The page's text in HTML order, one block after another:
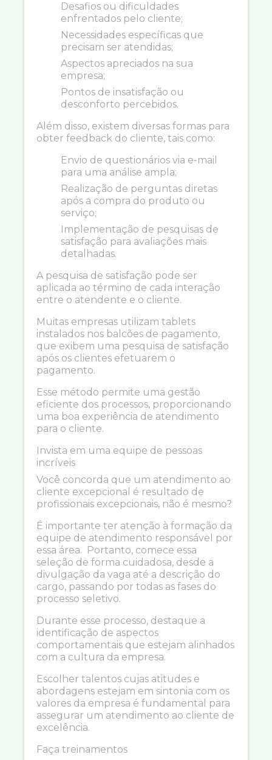
Desafios ou dificuldades
enfrentados pelo cliente;
Necessidades específicas que
precisam ser atendidas;
Aspectos apreciados na sua
empresa;
Pontos de insatisfação ou
desconforto percebidos.
Além disso, existem diversas formas para
obter feedback do cliente, tais como:
Envio de questionários via e-mail
para uma análise ampla;
Realização de perguntas diretas
após a compra do produto ou
serviço;
Implementação de pesquisas de
satisfação para avaliações mais
detalhadas.
A pesquisa de satisfação pode ser
aplicada ao término de cada interação
entre o atendente e o cliente.
Muitas empresas utilizam tablets
instalados nos balcões de pagamento,
que exibem uma pesquisa de satisfação
após os clientes efetuarem o
pagamento.
Esse método permite uma gestão
eficiente dos processos, proporcionando
uma boa experiência de atendimento
para o cliente.
Invista em uma equipe de pessoas
incríveis
Você concorda que um atendimento ao
cliente excepcional é resultado de
profissionais excepcionais, não é mesmo?
É importante ter atenção à formação da
equipe de atendimento responsável por
essa área. Portanto, comece essa
seleção de forma cuidadosa, desde a
divulgação da vaga até a descrição do
cargo, passando por todas as fases do
processo seletivo.
Durante esse processo, destaque a
identificação de aspectos
comportamentais que estejam alinhados
com a cultura da empresa.
Escolher talentos cujas atitudes e
abordagens estejam em sintonia com os
valores da empresa é fundamental para
assegurar um atendimento ao cliente de
excelência.
Faça treinamentos